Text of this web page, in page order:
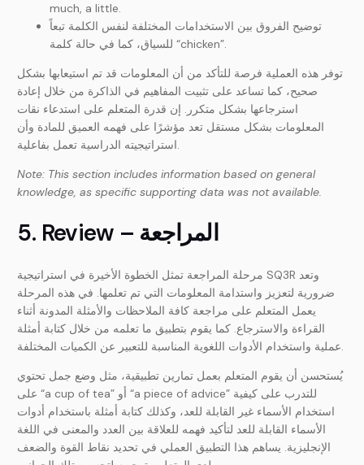
much, a little.
توضيح الفروق بين الاستخدامات المختلفة لنفس الكلمة تبعاً
للسياق، كما في حالة كلمة “chicken”.
توفر هذه العملية فرصة للتأكد من أن المعلومات قد تم استيعابها بشكل
صحيح، كما تساعد على تثبيت المفاهيم في الذاكرة من خلال إعادة
استرجاعها بشكل متكرر. إن قدرة المتعلم على استدعاء نقات
المعلومات بشكل مستقل تعد مؤشرًا على فهمه العميق للمادة وأن
استراتيجيته الدراسية تعمل بفاعلية.
Note: This section includes information based on general
knowledge, as specific supporting data was not available.
5. Review – المراجعة
مرحلة المراجعة تمثل الخطوة الأخيرة في استراتيجية SQ3R وتعد
ضرورية لتعزيز واستدامة المعلومات التي تم تعلمها. في هذه المرحلة
يعمل المتعلم على مراجعة كافة الملاحظات والأمثلة المدونة أثناء
القراءة والاسترجاع. كما يقوم بتطبيق ما تعلمه من خلال كتابة أمثلة
يُستحسن أن يقوم المتعلم بعمل تمارين تطبيقية، مثل وضع جمل تحتوي
على “a cup of tea” أو “a piece of advice” للتدرب على كيفية
استخدام الأسماء غير القابلة للعد، وكذلك كتابة أمثلة باستخدام أدوات
الأسماء القابلة للعد لتأكيد فهمه للعلاقة بين العدد والمعنى في اللغة
الإنجليزية. يساهم هذا التطبيق العملي في تحديد نقاط القوة والضعف